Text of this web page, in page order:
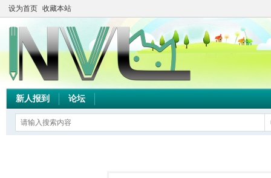
设为首页 收藏本站
新人报到 论坛